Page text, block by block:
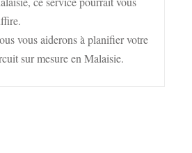
vous aiderons à planifier votre
sur mesure en Malaisie.